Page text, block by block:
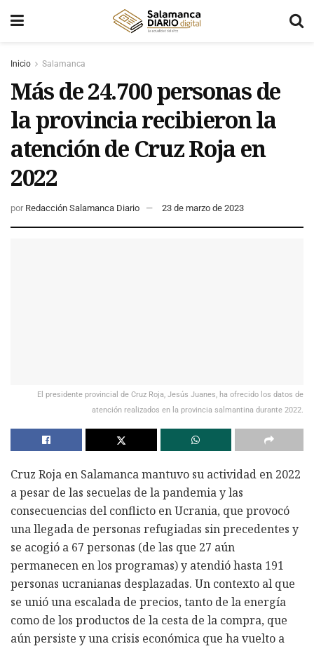
Inicio Salamanca
Más de 24.700 personas de
la provincia recibieron la
atención de Cruz Roja en
2022
por Redacción Salamanca Diario 23 de marzo de 2023
El presidente provincial de Cruz Roja, Jesús Juanes, ha ofrecido los datos de
atención realizados en la provincia salmantina durante 2022.
Cruz Roja en Salamanca mantuvo su actividad en 2022
a pesar de las secuelas de la pandemia y las
consecuencias del conflicto en Ucrania, que provocó
una llegada de personas refugiadas sin precedentes y
se acogió a 67 personas (de las que 27 aún
permanecen en los programas) y atendió hasta 191
personas ucranianas desplazadas. Un contexto al que
se unió una escalada de precios, tanto de la energía
como de los productos de la cesta de la compra, que
aún persiste y una crisis económica que ha vuelto a